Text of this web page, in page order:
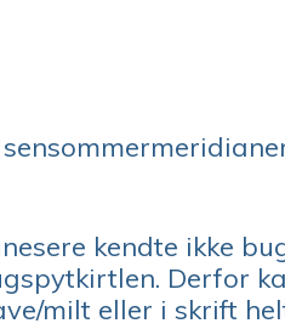
kendte ikke
Derfor
milt eller i skrift